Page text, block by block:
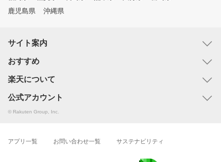
鹿児島県
沖縄県
サイト案内
おすすめ
楽天について
公式アカウント
© Rakuten Group, Inc.
アプリ一覧 お問い合わせ一覧 サステナビリティ